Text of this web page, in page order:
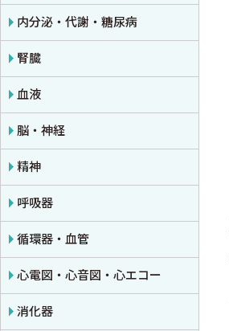
法医学
救急医学・集中治療医学
癌・腫瘍一般・緩和医療
栄養・食事療法・輸液・輸血
薬物療法
東洋医学・漢方医学
内分泌・代謝・糖尿病
腎臓
血液
脳・神経
精神
呼吸器
循環器・血管
心電図・心音図・心エコー
消化器